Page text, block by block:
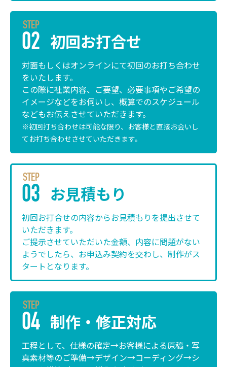
STEP
02 初回お打合せ
対面もしくはオンラインにて初回のお打ち合わせ
をいたします。
この際に社業内容、ご要望、必要事項やご希望の
イメージなどをお伺いし、概算でのスケジュール
などもお伝えさせていただきます。
※初回打ち合わせは可能な限り、お客様と直接お会いし
てお打ち合わせさせていただきます。
STEP
03 お見積もり
初回お打合せの内容からお見積もりを提出させて
いただきます。
ご提示させていただいた金額、内容に問題がない
ようでしたら、お申込み契約を交わし、制作がス
タートとなります。
STEP
04 制作・修正対応
工程として、仕様の確定→お客様による原稿・写
真素材等のご準備→デザイン→コーディング→シ